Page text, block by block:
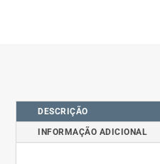
DESCRIÇÃO
INFORMAÇÃO ADICIONAL